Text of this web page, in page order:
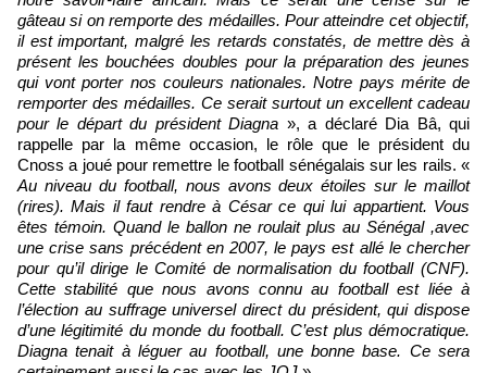
gâteau si on remporte des médailles. Pour atteindre cet objectif,
il est important, malgré les retards constatés, de mettre dès à
présent les bouchées doubles pour la préparation des jeunes
qui vont porter nos couleurs nationales. Notre pays mérite de
remporter des médailles. Ce serait surtout un excellent cadeau
pour le départ du président Diagna », a déclaré Dia Bâ, qui
rappelle par la même occasion, le rôle que le président du
Cnoss a joué pour remettre le football sénégalais sur les rails. «
Au niveau du football, nous avons deux étoiles sur le maillot
(rires). Mais il faut rendre à César ce qui lui appartient. Vous
êtes témoin. Quand le ballon ne roulait plus au Sénégal ,avec
une crise sans précédent en 2007, le pays est allé le chercher
pour qu’il dirige le Comité de normalisation du football (CNF).
Cette stabilité que nous avons connu au football est liée à
l’élection au suffrage universel direct du président, qui dispose
d’une légitimité du monde du football. C’est plus démocratique.
Diagna tenait à léguer au football, une bonne base. Ce sera